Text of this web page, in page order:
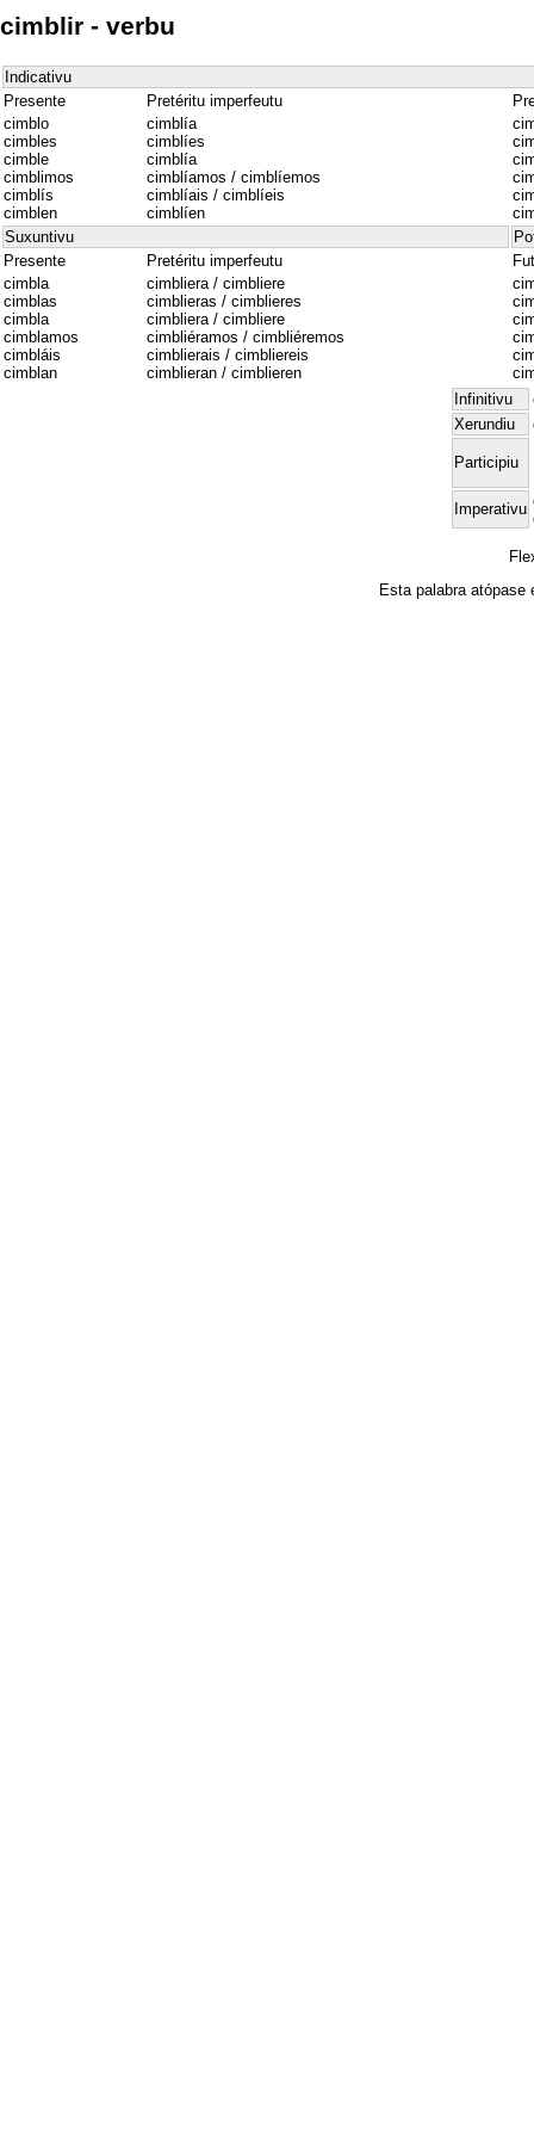
cimblir - verbu
Indicativu
Presente
Pretéritu imperfeutu
cimblo
cimbles
cimble
cimblimos
cimblís
cimblen
cimblía
cimblíes
cimblía
cimblíamos / cimblíemos
cimblíais / cimblíeis
cimblíen
Suxuntivu
Presente
Pretéritu imperfeutu
cimbla
cimblas
cimbla
cimblamos
cimbláis
cimblan
cimbliera / cimbliere
cimblieras / cimblieres
cimbliera / cimbliere
cimbliéramos / cimbliéremos
cimblierais / cimbliereis
cimblieran / cimblieren
Infinitivu
Xerundiu
Participiu
Imperativu
Esta palabra atópase